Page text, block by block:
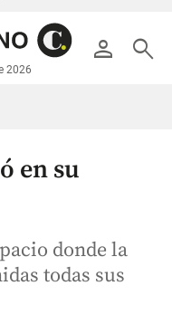
person search
2026
en su
donde la
todas sus